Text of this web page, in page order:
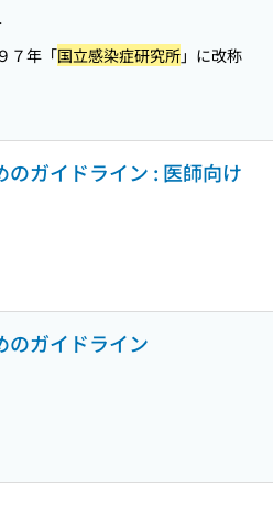
７年「国立感染症研究所」に改称
ガイドライン : 医師向け
のガイドライン